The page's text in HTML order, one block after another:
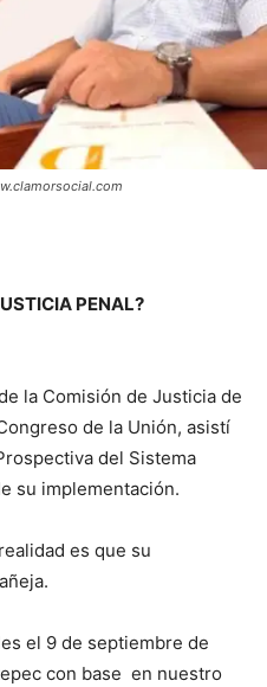
PENAL?
la Comisión de Justicia de
de la Unión, asistí
del Sistema
su implementación.
es que su
el 9 de septiembre de
con base en nuestro